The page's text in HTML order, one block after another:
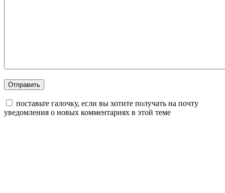
поставьте галочку, если вы хотите получать на почту
уведомления о новых комментариях в этой теме